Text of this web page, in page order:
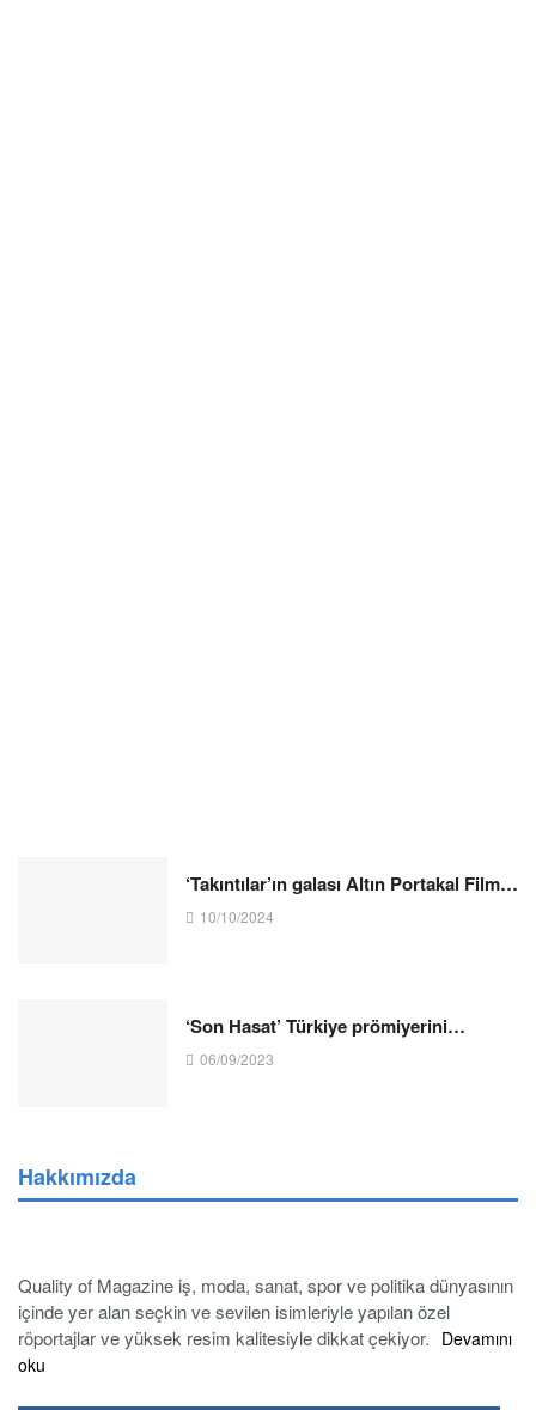
‘Takıntılar’ın galası Altın Portakal Film…
10/10/2024
‘Son Hasat’ Türkiye prömiyerini…
06/09/2023
Hakkımızda
Quality of Magazine iş, moda, sanat, spor ve politika dünyasının
içinde yer alan seçkin ve sevilen isimleriyle yapılan özel
röportajlar ve yüksek resim kalitesiyle dikkat çekiyor. Devamını
oku